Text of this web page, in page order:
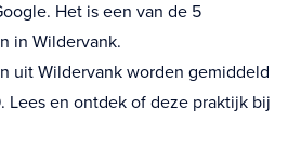
Het is een van de 5
in Wildervank.
uit Wildervank worden gemiddeld
Lees en ontdek of deze praktijk bij